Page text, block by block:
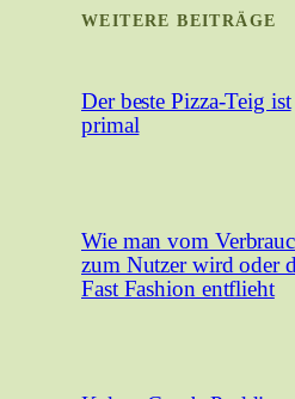
WEITERE BEITRÄGE
Der beste Pizza-Teig ist
primal
Wie man vom
zum Nutzer wird oder
Fast Fashion entflieht